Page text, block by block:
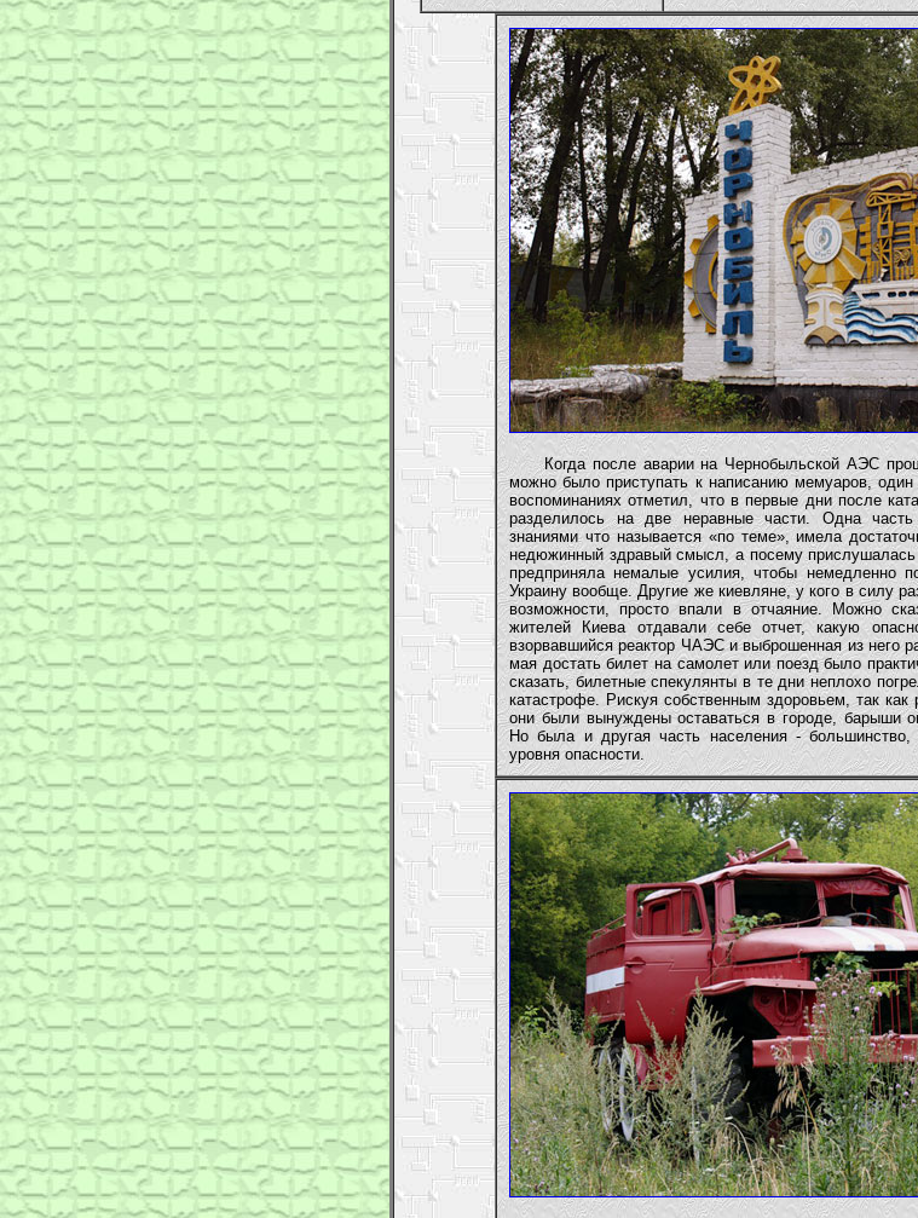
Когда после аварии на Чернобыльской АЭС
можно было приступать к написанию мемуаров,
воспоминаниях отметил, что в первые дни после
разделилось на две неравные части. Одна часть
знаниями что называется «по теме», имела
недюжинный здравый смысл, а посему прислушалась
предприняла немалые усилия, чтобы немедленно
Украину вообще. Другие же киевляне, у кого в силу
возможности, просто впали в отчаяние. Можно
жителей Киева отдавали себе отчет, какую
взорвавшийся реактор ЧАЭС и выброшенная из него
мая достать билет на самолет или поезд было
сказать, билетные спекулянты в те дни неплохо
катастрофе. Рискуя собственным здоровьем, так как
они были вынуждены оставаться в городе, барыши
Но была и другая часть населения - большинство,
уровня опасности.